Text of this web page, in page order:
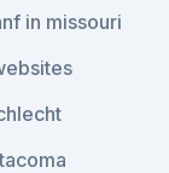
in missouri